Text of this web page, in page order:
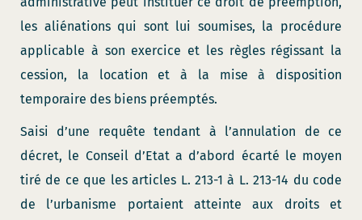
les aliénations qui sont lui soumises, la procédure
applicable à son exercice et les règles régissant la
cession, la location et à la mise à disposition
temporaire des biens préemptés.
Saisi d’une requête tendant à l’annulation de ce
décret, le Conseil d’Etat a d’abord écarté le moyen
tiré de ce que les articles L. 213-1 à L. 213-14 du code
de l’urbanisme portaient atteinte aux droits et